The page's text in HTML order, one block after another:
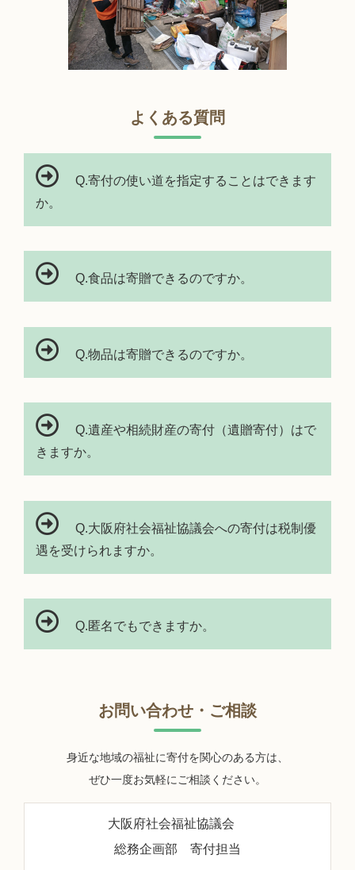
よくある質問
Q.寄付の使い道を指定することはできます
か。
Q.食品は寄贈できるのですか。
Q.物品は寄贈できるのですか。
Q.遺産や相続財産の寄付（遺贈寄付）はで
きますか。
Q.大阪府社会福祉協議会への寄付は税制優
遇を受けられますか。
Q.匿名でもできますか。
お問い合わせ・ご相談
身近な地域の福祉に寄付を関心のある方は、
ぜひ一度お気軽にご相談ください。
大阪府社会福祉協議会
総務企画部 寄付担当